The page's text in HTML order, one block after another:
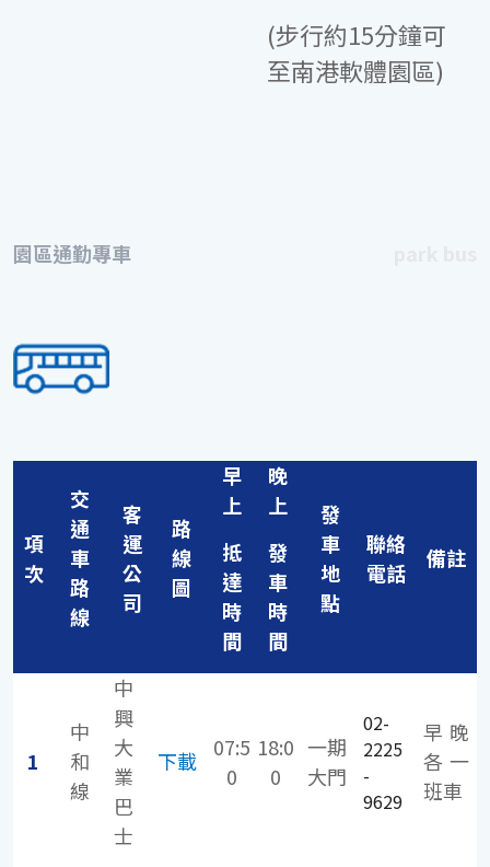
(步行約15分鐘可
至南港軟體園區)
園區通勤專車
項
次
交
通
車
路
線
客
運
公
司
路
線
圖
早
上
抵
達
時
間
晚
上
發
車
時
間
發
車
地
點
聯絡
電話
備註
1
中
和
線
中
興
大
業
巴
士
下載
07:5
0
18:0
0
一期
大門
02-
2225
-
9629
早晚
各一
班車